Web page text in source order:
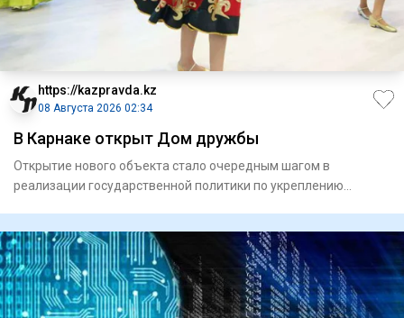
https://kazpravda.kz
08 Августа 2026 02:34
В Карнаке открыт Дом дружбы
Открытие нового объекта стало очередным шагом в
реализации государственной политики по укреп­лению